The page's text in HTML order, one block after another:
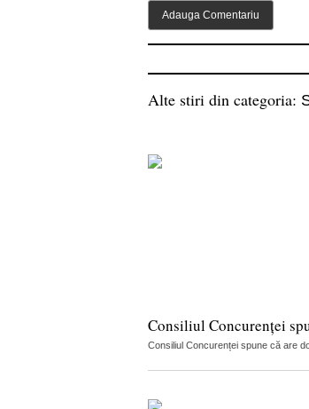
Alte stiri din categoria:
Consiliul Concurenței
Consiliul Concurenței spune că are